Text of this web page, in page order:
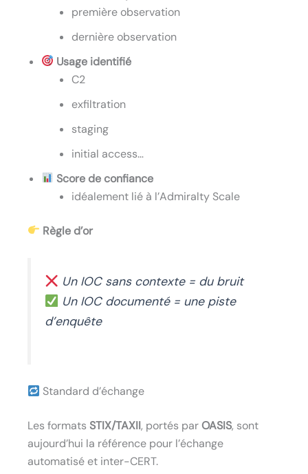
première observation
dernière observation
Usage identifié
C2
exfiltration
staging
initial access…
Score de confiance
idéalement lié à l’Admiralty Scale
Règle d’or
Un IOC sans contexte = du bruit
Un IOC documenté = une piste
d’enquête
Standard d’échange
Les formats STIX/TAXII, portés parOASIS, sont
aujourd’hui la référence pour l’échange
automatisé et inter-CERT.